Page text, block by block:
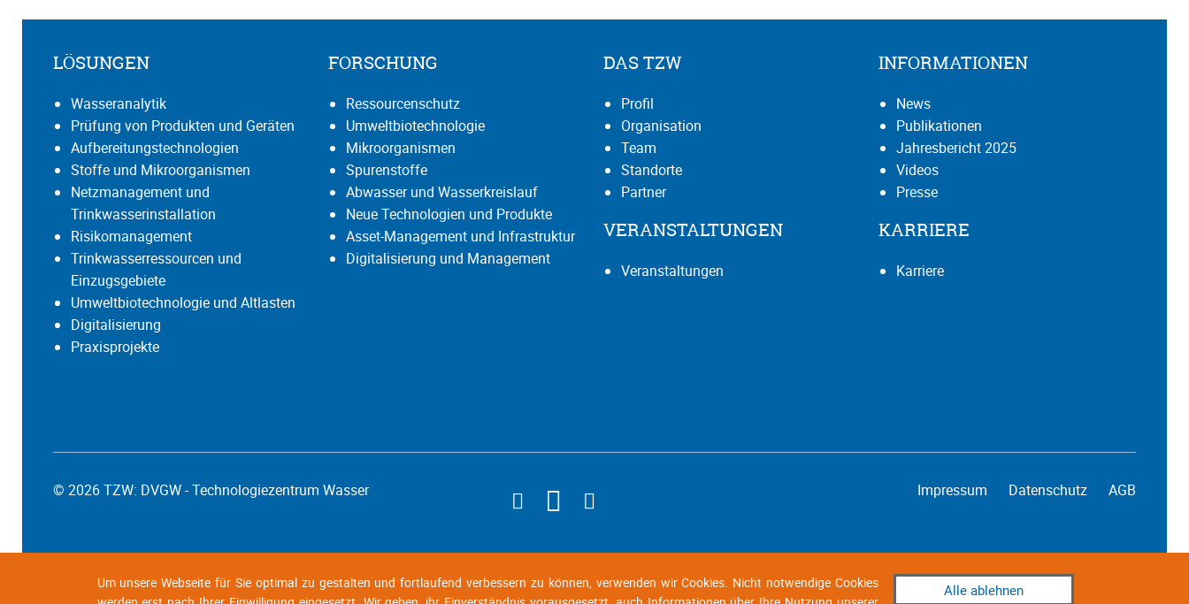
LÖSUNGEN
Wasseranalytik
Prüfung von Produkten und Geräten
Aufbereitungstechnologien
Stoffe und Mikroorganismen
Netzmanagement und
Trinkwasserinstallation
Risikomanagement
Trinkwasserressourcen und
Einzugsgebiete
Umweltbiotechnologie und Altlasten
Digitalisierung
Praxisprojekte
FORSCHUNG
Ressourcenschutz
Umweltbiotechnologie
Mikroorganismen
Spurenstoffe
Abwasser und Wasserkreislauf
Neue Technologien und Produkte
Asset-Management und Infrastruktur
Digitalisierung und Management
DAS TZW
Profil
Organisation
Team
Standorte
Partner
VERANSTALTUNGEN
Veranstaltungen
INFORMATIONEN
News
Publikationen
Jahresbericht 2025
Videos
Presse
KARRIERE
Karriere
© 2026 TZW: DVGW - Technologiezentrum Wasser Impressum Datenschutz AGB
Um unsere Webseite für Sie optimal zu gestalten und fortlaufend verbessern zu können, verwenden wir Cookies. Nicht notwendige Cookies
Alle ablehnen